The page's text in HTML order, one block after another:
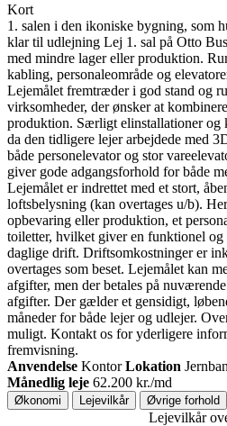
Kort
1. salen i den ikoniske bygning, som
klar til udlejning Lej 1. sal på Otto
med mindre lager eller produktion.
kabling, personaleområde og
Lejemålet fremtræder i god stand og
virksomheder, der ønsker at
produktion. Særligt elinstallationer og
da den tidligere lejer arbejdede med
både personelevator og stor
giver gode adgangsforhold for både
Lejemålet er indrettet med et stort,
loftsbelysning (kan overtages u/b).
opbevaring eller produktion, et
toiletter, hvilket giver en funktionel og
daglige drift. Driftsomkostninger er
overtages som beset. Lejemålet kan
afgifter, men der betales på
afgifter. Der gælder et gensidigt,
måneder for både lejer og udlejer.
muligt. Kontakt os for yderligere
fremvisning.
Anvendelse Kontor Lokation
Månedlig leje 62.200 kr./md
Økonomi Lejevilkår Øvrige forhold
Lejevilkår